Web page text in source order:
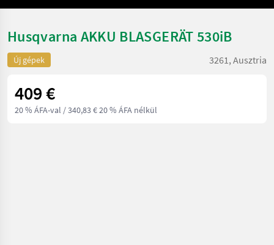
Husqvarna AKKU BLASGERÄT 530iB
Új gépek 3261, Ausztria
409 €
20 % ÁFA-val / 340,83 € 20 % ÁFA nélkül